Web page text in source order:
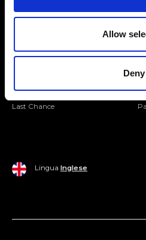
Allow
Deny
Mondo Ripani
Last Chance
Lingua Inglese